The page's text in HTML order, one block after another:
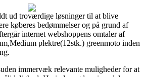
ud troværdige løsninger til at blive
køberes bedømmelser og på grund af
internet webshoppens omtaler af
plektre(12stk.) greenmoto inden
immervæk relevante muligheder for at